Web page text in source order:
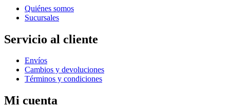
Quiénes somos
Sucursales
Servicio al cliente
Envíos
Cambios y devoluciones
Términos y condiciones
Mi cuenta